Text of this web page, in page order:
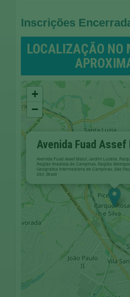
Inscrições
LOCALIZAÇÃO NO
Avenida Fuad Assef
Avenida Fuad Assef Maluf, Jardim Lucélia,
Região Imediata de Campinas, Região
Geográfica Intermediária de Campinas, São
260, Brasil
+
−